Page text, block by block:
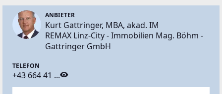
ANBIETER
Kurt Gattringer, MBA, akad. IM
REMAX Linz-City - Immobilien Mag. Böhm -
Gattringer GmbH
TELEFON
+43 664 41 ...